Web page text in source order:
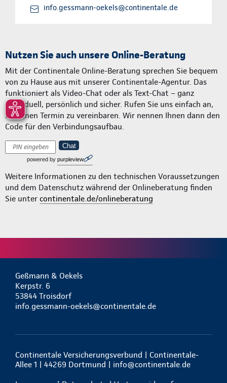
info.gessmann-oekels@continentale.de
Nutzen Sie auch unsere Online-Beratung
Mit der Continentale Online-Beratung sprechen Sie bequem
von zu Hause aus mit unserer Continentale-Agentur. Das
funktioniert als Video-Chat oder als Text-Chat – ganz
individuell, persönlich und sicher. Rufen Sie uns einfach an,
um einen Termin zu vereinbaren. Wir nennen Ihnen dann den
Code für den Verbindungsaufbau.
Chat
powered by purpleview
Weitere Informationen zu den technischen Voraussetzungen
und dem Datenschutz während der Onlineberatung finden
Sie unter continentale.de/onlineberatung
Geßmann & Oekels
Kerpstr. 6
53844 Troisdorf
info.gessmann-oekels@continentale.de
Continentale Versicherungsverbund | Continentale-
Allee 1 | 44269 Dortmund | info@continentale.de